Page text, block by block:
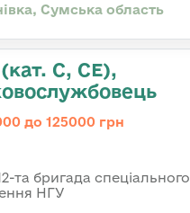
Сумська область
С, СЕ),
до 125000 грн
та бригада спеціального
НГУ